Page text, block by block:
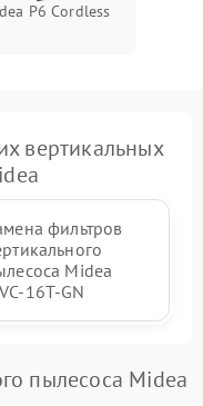
Подробнее →
P6 Cordless
вертикальных
фильтров
Midea
16T-GN
пылесоса Midea